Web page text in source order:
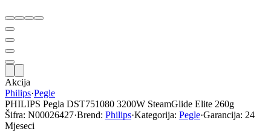
Akcija
Philips·Pegle
PHILIPS Pegla DST751080 3200W SteamGlide Elite 260g
Šifra: N00026427·Brend: Philips·Kategorija: Pegle·Garancija: 24
Mjeseci